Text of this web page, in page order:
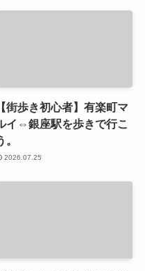
【街歩き初心者】有楽町マ
イ⇔銀座駅を歩きで行こ
。
2026.07.25